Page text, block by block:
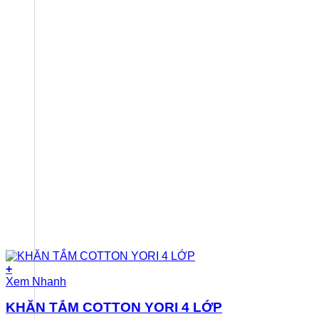
+
Xem Nhanh
KHĂN TẮM COTTON YORI 4 LỚP